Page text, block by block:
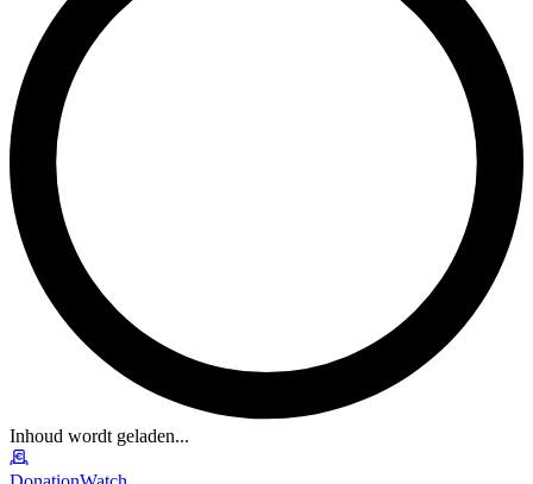
Inhoud wordt geladen...